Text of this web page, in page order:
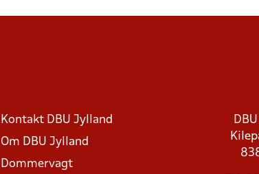
Kontakt DBU Jylland
Om DBU Jylland
Dommervagt